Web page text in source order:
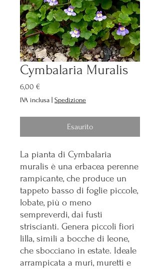
Cymbalaria Muralis
6,00 €
IVA inclusa Spedizione
Esaurito
La pianta di Cymbalaria
muralis è una erbacea perenne
rampicante, che produce un
tappeto basso di foglie piccole,
lobate, più o meno
sempreverdi, dai fusti
striscianti. Genera piccoli fiori
lilla, simili a bocche di leone,
che sbocciano in estate. Ideale
arrampicata a muri, muretti e